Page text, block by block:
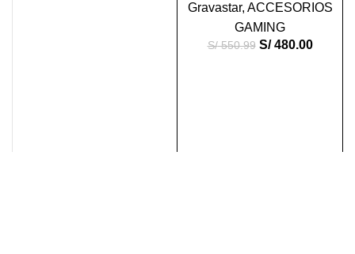
Gravastar, ACCESORIOS
GAMING
S/550.99 S/480.00